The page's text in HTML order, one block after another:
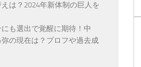
は？2024年新体制の巨人を
も選出で覚醒に期待！中
の現在は？プロフや過去成